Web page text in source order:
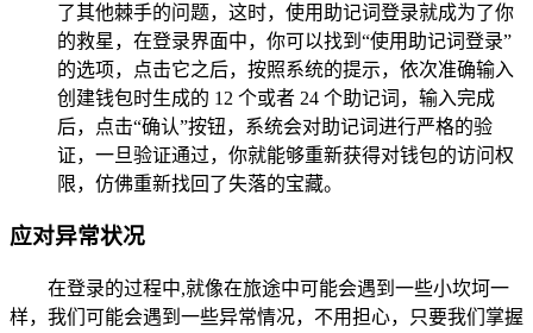
了其他棘手的问题，这时，使用助记词登录就成为了你
的救星，在登录界面中，你可以找到“使用助记词登录”
的选项，点击它之后，按照系统的提示，依次准确输入
创建钱包时生成的 12 个或者 24 个助记词，输入完成
后，点击“确认”按钮，系统会对助记词进行严格的验
证，一旦验证通过，你就能够重新获得对钱包的访问权
限，仿佛重新找回了失落的宝藏。
应对异常状况
在登录的过程中,就像在旅途中可能会遇到一些小坎坷一
样，我们可能会遇到一些异常情况，不用担心，只要我们掌握